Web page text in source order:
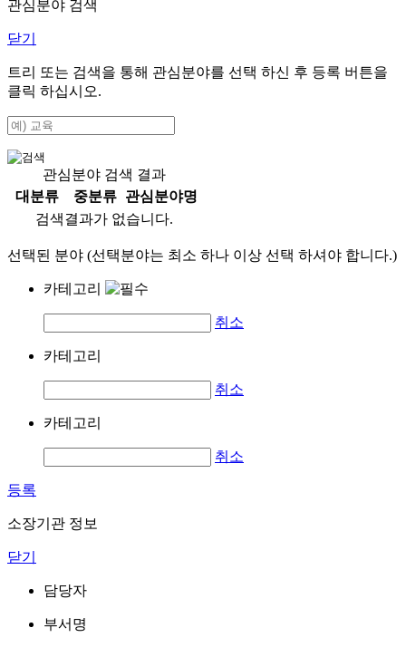
관심분야 검색
닫기
트리 또는 검색을 통해 관심분야를 선택 하신 후 등록 버튼을
클릭 하십시오.
관심분야 검색 결과
대분류
중분류
관심분야명
검색결과가 없습니다.
선택된 분야 (선택분야는 최소 하나 이상 선택 하셔야 합니다.)
카테고리
취소
카테고리
취소
카테고리
취소
등록
소장기관 정보
닫기
담당자
부서명